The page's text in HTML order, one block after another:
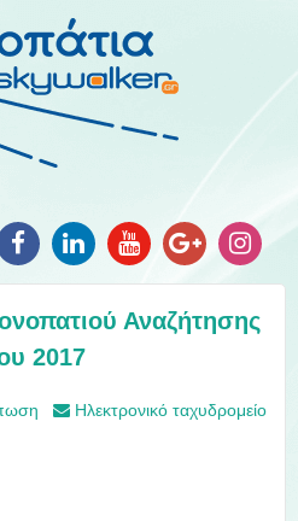
Καινοτομίας
Τοπικής Ανάπτυξης
Αναζήτησης
2017
Ηλεκτρονικό ταχυδρομείο